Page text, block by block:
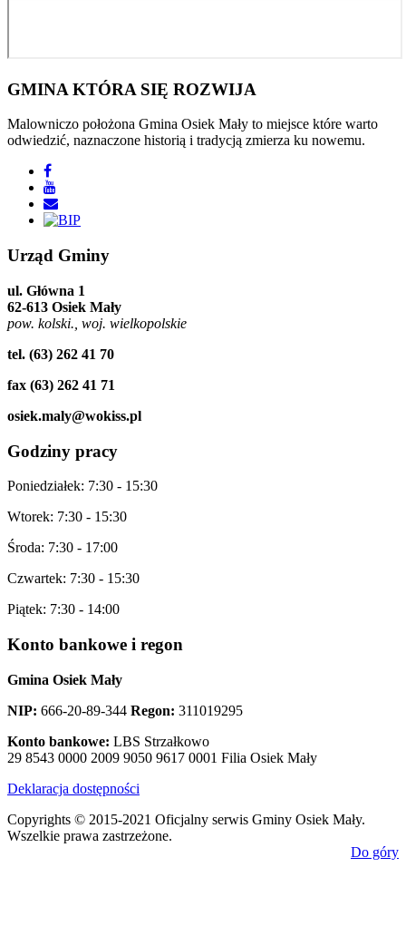
GMINA KTÓRA SIĘ ROZWIJA
Malowniczo położona Gmina Osiek Mały to miejsce które warto
odwiedzić, naznaczone historią i tradycją zmierza ku nowemu.
Urząd Gminy
ul. Główna 1
62-613 Osiek Mały
pow. kolski., woj. wielkopolskie
tel. (63) 262 41 70
fax (63) 262 41 71
osiek.maly@wokiss.pl
Godziny pracy
Poniedziałek: 7:30 - 15:30
Wtorek: 7:30 - 15:30
Środa: 7:30 - 17:00
Czwartek: 7:30 - 15:30
Piątek: 7:30 - 14:00
Konto bankowe i regon
Gmina Osiek Mały
NIP: 666-20-89-344 Regon: 311019295
Konto bankowe: LBS Strzałkowo
29 8543 0000 2009 9050 9617 0001 Filia Osiek Mały
Deklaracja dostępności
Copyrights © 2015-2021 Oficjalny serwis Gminy Osiek Mały.
Wszelkie prawa zastrzeżone.
Do góry